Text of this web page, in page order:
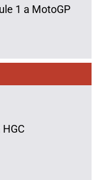
1 a MotoGP